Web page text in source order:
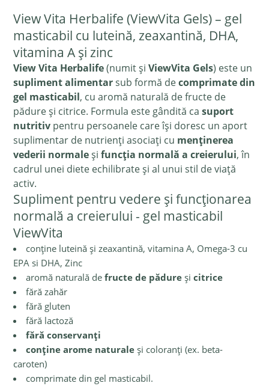
View Vita Herbalife (ViewVita Gels) – gel
masticabil cu luteină, zeaxantină, DHA,
vitamina A și zinc
View Vita Herbalife(numit șiViewVita Gels) este un
supliment alimentarsub formă decomprimate din
gel masticabil, cu aromă naturală de fructe de
pădure și citrice. Formula este gândită casuport
nutritiv pentru persoanele care își doresc un aport
suplimentar de nutrienți asociați cu menținerea
vederii normaleșifuncția normală a creierului, în
cadrul unei diete echilibrate și al unui stil de viață
activ.
Supliment pentru vedere și funcționarea
normală a creierului - gel masticabil
ViewVita
conține luteină și zeaxantină, vitamina A, Omega-3 cu
EPA si DHA, Zinc
aromă naturală defructe de pădure șicitrice
fără zahăr
fără gluten
fără lactoză
fără conservanți
conține arome naturale și coloranți (ex. beta-
caroten)
comprimate din gel masticabil.